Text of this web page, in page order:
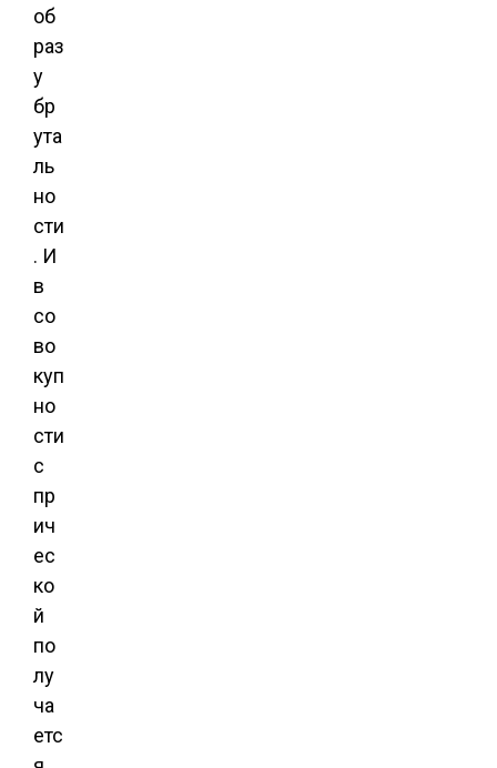
об
раз
у
бр
ута
ль
но
сти
. И
в
со
во
куп
но
сти
с
пр
ич
ес
ко
й
по
лу
ча
етс